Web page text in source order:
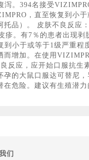
。394名接受
，直至恢复到小
托品）。 皮肤不良反
疹。有7％的患者出现
小于或等于1级严重
增加。在使用
反应，应开始口服抗
的大鼠口服达可替尼
危险。建议有生殖潜
们